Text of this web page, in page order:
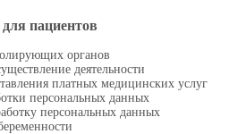
пациентов
органов
деятельности
платных медицинских услуг
персональных данных
персональных данных